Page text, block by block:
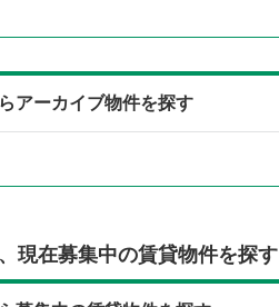
アーカイブ物件を探す
現在募集中の賃貸物件を探す